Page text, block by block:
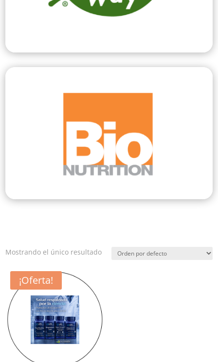
Mostrando el único resultado
¡Oferta!